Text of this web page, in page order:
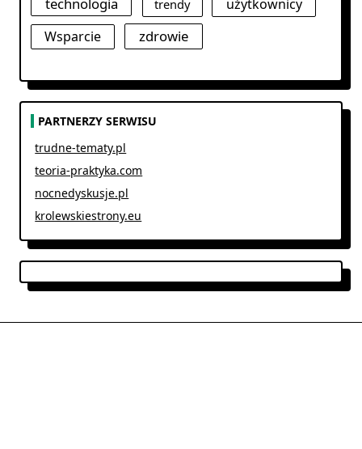
technologia trendy
użytkownicy
Wsparcie
zdrowie
PARTNERZY SERWISU
trudne-tematy.pl
teoria-praktyka.com
nocnedyskusje.pl
krolewskiestrony.eu